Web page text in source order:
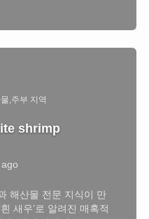
주부 지역
shrimp
해산물 전문 지식이 만
새우’로 알려진 매혹적